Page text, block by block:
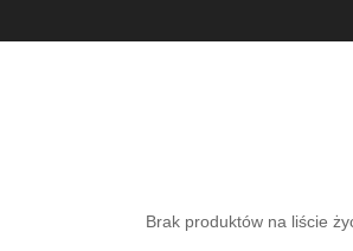
Brak produktów na liście